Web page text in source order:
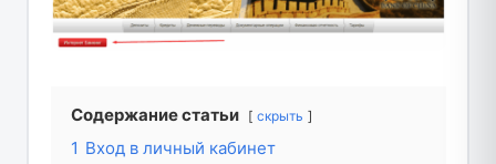
Содержание статьи скрыть
1 Вход в личный кабинет